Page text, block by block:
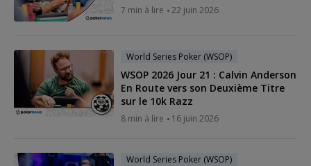
7 min à lire 22 juin 2026
World Series Poker (WSOP)
WSOP 2026 Jour 21 : Calvin Anderson
En Route vers son Deuxième Titre
sur le 10k Razz
8 min à lire 16 juin 2026
World Series Poker (WSOP)